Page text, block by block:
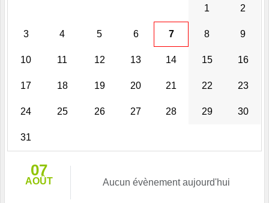
1 2
3 4 5 6 7 8 9
10 11 12 13 14 15 16
17 18 19 20 21 22 23
24 25 26 27 28 29 30
31
07
AOÛT Aucun évènement aujourd'hui